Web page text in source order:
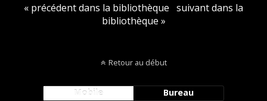
« précédent dans la bibliothèque suivant dans la
bibliothèque »
Retour au début
Mobile Bureau